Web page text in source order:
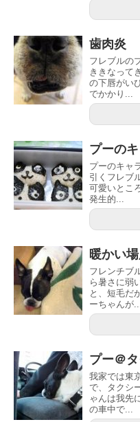
歯肉炎
フレブルの
ききなって
の下唇がい
でかかり...
プーの
プーのキャ
引くフレブ
可愛いとこ
発生的...
暖かい
フレンチブ
ら暑さに弱
と、短毛だ
ーちゃんが...
プー＠
我家では東
で、タクシ
ゃんは我先
の車中で...